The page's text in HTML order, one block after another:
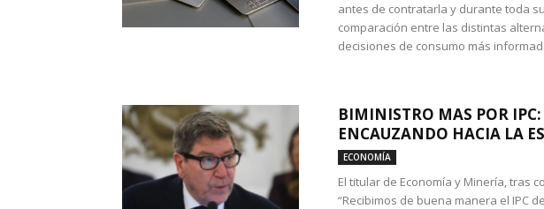
antes de contratarla y durante toda
comparación entre las distintas
decisiones de consumo más
BIMINISTRO MAS POR
ENCAUZANDO HACIA LA
ECONOMÍA
El titular de Economía y Minería, tras
“Recibimos de buena manera el IPC